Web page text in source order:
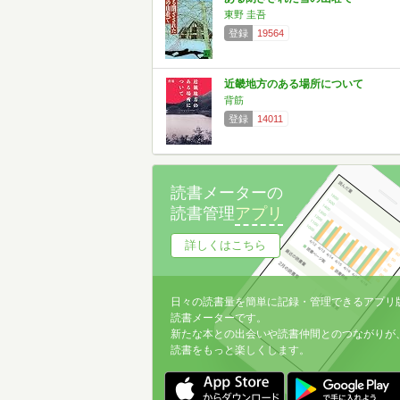
東野 圭吾
登録
19564
近畿地方のある場所について
背筋
登録
14011
読書メーターの
読書管理アプリ
詳しくはこちら
日々の読書量を簡単に記録・管理できるアプリ
読書メーターです。
新たな本との出会いや読書仲間とのつながりが
読書をもっと楽しくします。